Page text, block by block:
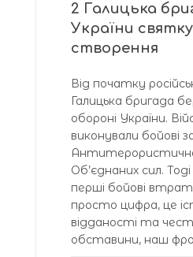
2 Галицька
України
створення
Від початку
Галицька бригада
обороні України.
виконували бойові
Об’єднаних сил.
перші бойові
просто цифра, це
відданості та
обставини, наш